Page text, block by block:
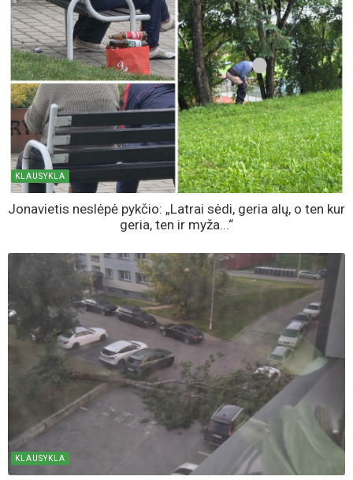
KLAUSYKLA
Jonavietis neslėpė pykčio: „Latrai sėdi, geria alų, o ten kur
geria, ten ir myža...“
KLAUSYKLA